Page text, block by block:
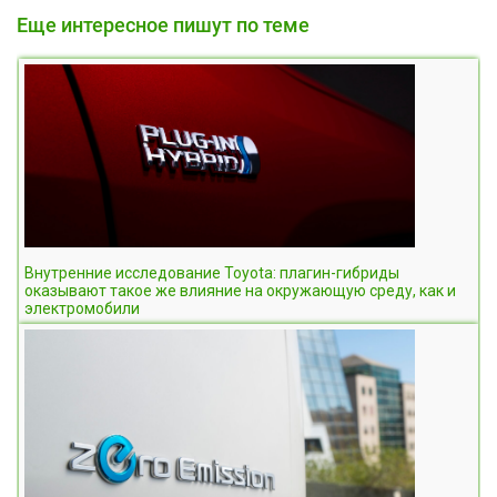
Еще интересное пишут по теме
Внутренние исследование Toyota: плагин-гибриды
оказывают такое же влияние на окружающую среду, как и
электромобили